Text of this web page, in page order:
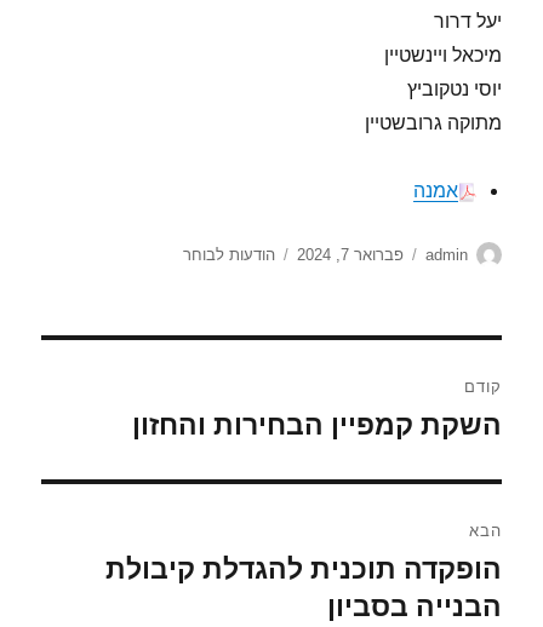
יעל דרור
מיכאל ויינשטיין
יוסי נטקוביץ
מתוקה גרובשטיין
אמנה
מחבר
admin
פורסם
פברואר 7, 2024 קטגוריות
הודעות לבוחר
קודם
הפוסט
השקת קמפיין הבחירות והחזון
הבא
הפוסט
הבא:
הופקדה תוכנית להגדלת קיבולת
הבנייה בסביון